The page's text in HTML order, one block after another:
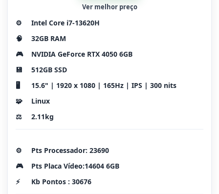
Ver melhor preço
⚙️
Intel Core i7-13620H
🧠
32GB RAM
🎮
NVIDIA GeForce RTX 4050 6GB
💾
512GB SSD
🖥️
15.6" | 1920 x 1080 | 165Hz | IPS | 300 nits
🧩
Linux
⚖️
2.11kg
⚙️
Pts Processador: 23690
🎮
Pts Placa Vídeo:14604 6GB
⚡
Kb Pontos : 30676